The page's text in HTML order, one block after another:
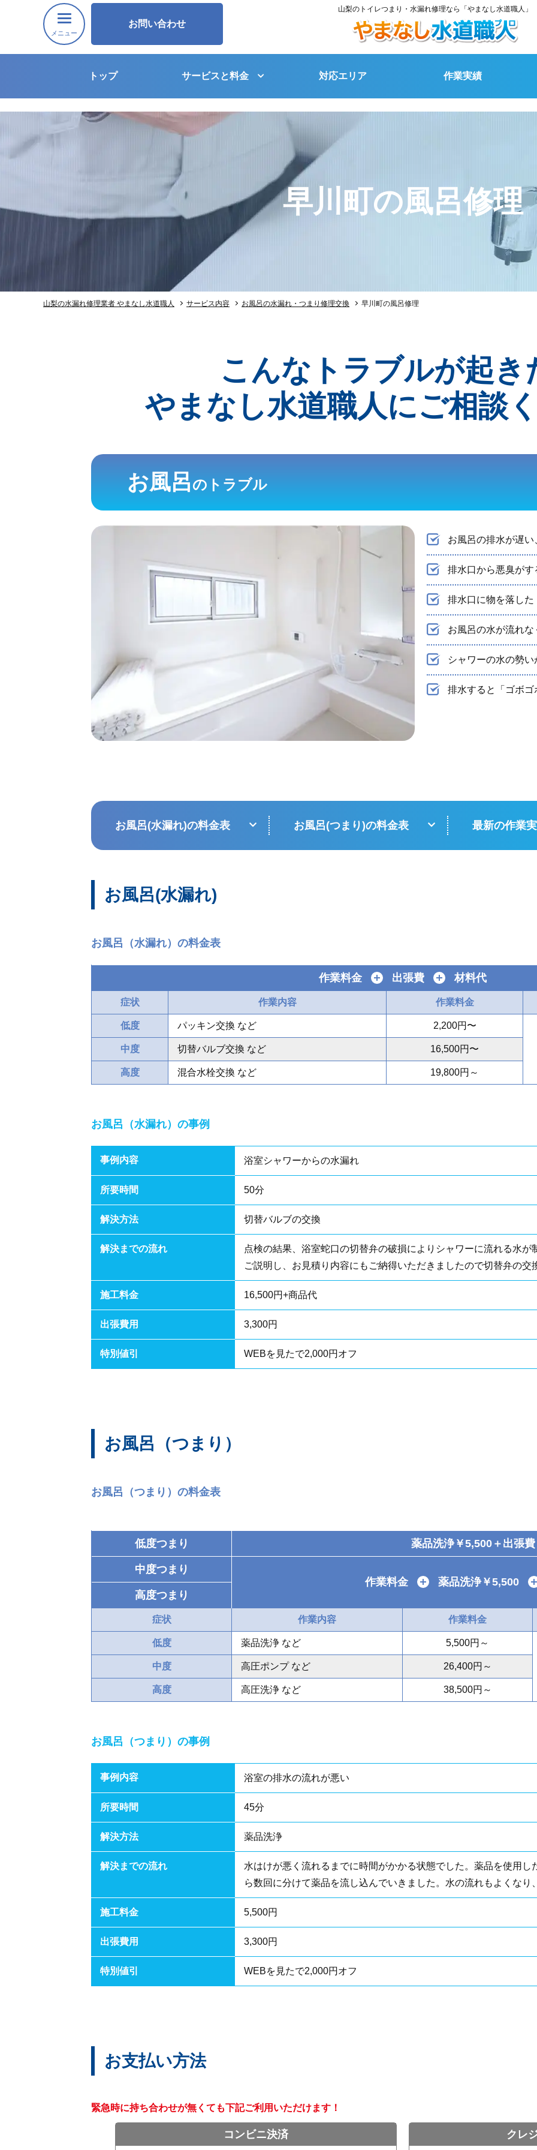
メニュー
お問い合わせ
山梨のトイレつまり・水漏れ修理なら「やまなし水道職人」
トップ サービスと料金 対応エリア 作業実績
早川町の風呂修理
山梨の水漏れ修理業者 やまなし水道職人 サービス内容 お風呂の水漏れ・つまり修理交換 早川町の風呂修理
こんなトラブルが起き
やまなし水道職人にご相談
お風呂のトラブル
お風呂の排水が遅
排水口から悪臭がす
排水口に物を落した
お風呂の水が流れな
シャワーの水の勢い
排水すると「ゴボゴ
お風呂(水漏れ)の料金表 お風呂(つまり)の料金表 最新の作業
お風呂(水漏れ)
お風呂（水漏れ）の料金表
作業料金 ＋ 出張費 ＋ 材料代
症状 作業内容 作業料金
低度 パッキン交換 など 2,200円〜
中度 切替バルブ交換 など 16,500円〜
高度 混合水栓交換 など 19,800円～
お風呂（水漏れ）の事例
事例内容 浴室シャワーからの水漏れ
所要時間 50分
解決方法 切替バルブの交換
解決までの流れ
点検の結果、浴室蛇口の切替弁の破損によりシャワーに流れる水
ご説明し、お見積り内容にもご納得いただきましたので切替弁の交
施工料金 16,500円+商品代
出張費用 3,300円
特別値引 WEBを見たで2,000円オフ
お風呂（つまり）
お風呂（つまり）の料金表
低度つまり 薬品洗浄￥5,500＋出張費
中度つまり
作業料金
＋ 薬品洗浄￥5,500
高度つまり
症状 作業内容 作業料金
低度 薬品洗浄 など 5,500円～
中度 高圧ポンプ など 26,400円～
高度 高圧洗浄 など 38,500円～
お風呂（つまり）の事例
事例内容 浴室の排水の流れが悪い
所要時間 45分
解決方法 薬品洗浄
解決までの流れ
水はけが悪く流れるまでに時間がかかる状態でした。薬品を使用
ら数回に分けて薬品を流し込んでいきました。水の流れもよくなり
施工料金 5,500円
出張費用 3,300円
特別値引 WEBを見たで2,000円オフ
お支払い方法
緊急時に持ち合わせが無くても下記ご利用いただけます！
コンビニ決済 クレ